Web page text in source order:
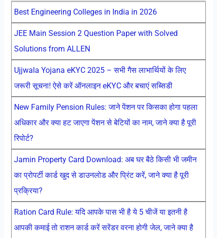
Best Engineering Colleges in India in 2026
JEE Main Session 2 Question Paper with Solved
Solutions from ALLEN
Ujjwala Yojana eKYC 2025 – सभी गैस लाभार्थियों के लिए
जरूरी सूचना! ऐसे करें ऑनलाइन eKYC और बचाएं सब्सिडी
New Family Pension Rules: जाने पेंशन पर किसका होगा पहला
अधिकार और क्या हट जाएगा पेंशन से बेटियों का नाम, जाने क्या है पूरी
रिपोर्ट?
Jamin Property Card Download: अब घर बैठे किसी भी जमीन
का प्रोपर्टी कार्ड खुद से डाउनलोड और प्रिंट करें, जाने क्या है पूरी
प्रक्रिया?
Ration Card Rule: यदि आपके पास भी है ये 5 चीजें या इतनी है
आपकी कमाई तो राशन कार्ड करें सरेंडर वरना होगी जेल, जाने क्या है